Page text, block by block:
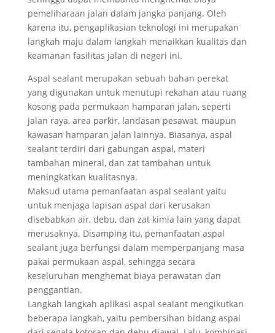
pemeliharaan jalan dalam jangka panjang. Oleh
karena itu, pengaplikasian teknologi ini merupakan
langkah maju dalam langkah menaikkan kualitas dan
keamanan fasilitas jalan di negeri ini.
Aspal sealant merupakan sebuah bahan perekat
yang digunakan untuk menutupi rekahan atau ruang
kosong pada permukaan hamparan jalan, seperti
jalan raya, area parkir, landasan pesawat, maupun
kawasan hamparan jalan lainnya. Biasanya, aspal
sealant terdiri dari gabungan aspal, materi
tambahan mineral, dan zat tambahan untuk
meningkatkan kualitasnya.
Maksud utama pemanfaatan aspal sealant yaitu
untuk menjaga lapisan aspal dari kerusakan
disebabkan air, debu, dan zat kimia lain yang dapat
merusaknya. Disamping itu, pemanfaatan aspal
sealant juga berfungsi dalam memperpanjang masa
pakai permukaan aspal, sehingga secara
keseluruhan menghemat biaya perawatan dan
penggantian.
Langkah langkah aplikasi aspal sealant mengikutkan
beberapa langkah, yaitu pembersihan bidang aspal